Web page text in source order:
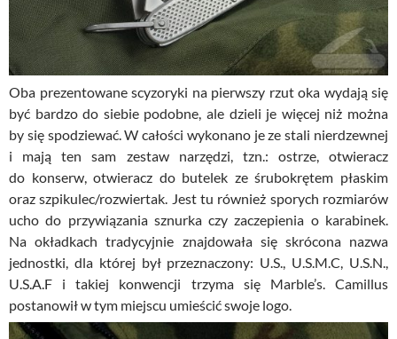
Oba prezentowane scyzoryki na pierwszy rzut oka wydają się
być bardzo do siebie podobne, ale dzieli je więcej niż można
by się spodziewać. W całości wykonano je ze stali nierdzewnej
i mają ten sam zestaw narzędzi, tzn.: ostrze, otwieracz
do konserw, otwieracz do butelek ze śrubokrętem płaskim
oraz szpikulec/rozwiertak. Jest tu również sporych rozmiarów
ucho do przywiązania sznurka czy zaczepienia o karabinek.
Na okładkach tradycyjnie znajdowała się skrócona nazwa
jednostki, dla której był przeznaczony: U.S., U.S.M.C, U.S.N.,
U.S.A.F i takiej konwencji trzyma się Marble’s. Camillus
postanowił w tym miejscu umieścić swoje logo.